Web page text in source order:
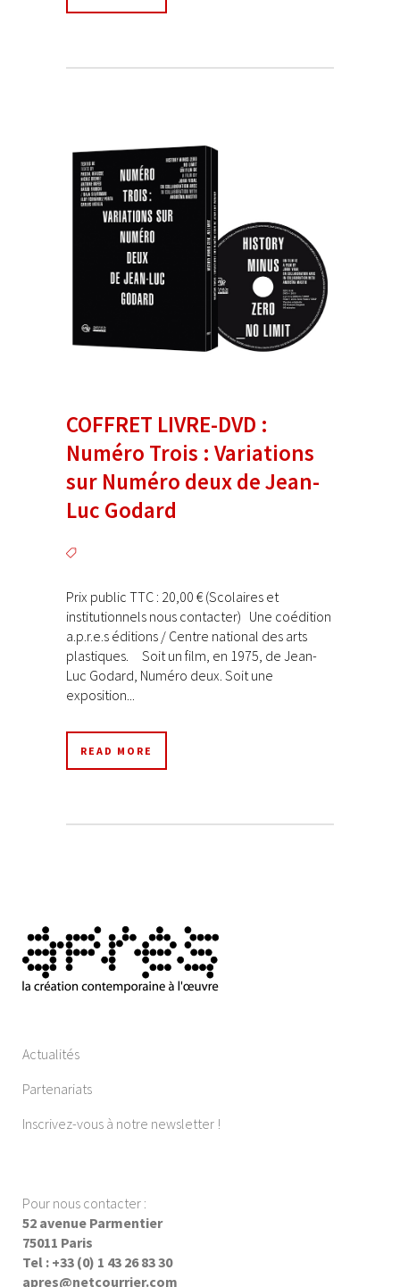
COFFRET LIVRE-DVD :
Numéro Trois : Variations
sur Numéro deux de Jean-
Luc Godard
Prix public TTC : 20,00 € (Scolaires et
institutionnels nous contacter) Une coédition
a.p.r.e.s éditions / Centre national des arts
plastiques. Soit un film, en 1975, de Jean-
Luc Godard, Numéro deux. Soit une
exposition...
READ MORE
Actualités
Partenariats
Inscrivez-vous à notre newsletter !
Pour nous contacter :
52 avenue Parmentier
75011 Paris
Tel : +33 (0) 1 43 26 83 30
apres@netcourrier.com